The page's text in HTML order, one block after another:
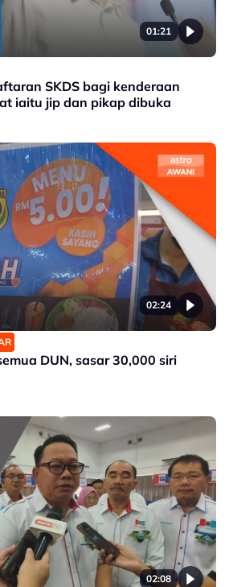
01:21
SKDS bagi kenderaan
iaitu jip dan pikap dibuka
02:24
DUN, sasar 30,000 siri
02:08